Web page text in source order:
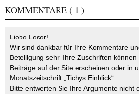
KOMMENTARE ( 1 )
Liebe Leser!
Wir sind dankbar für Ihre Kommentare
Beteiligung sehr. Ihre Zuschriften
Beiträge auf der Site erscheinen oder in
Monatszeitschrift „Tichys Einblick“.
Bitte entwerten Sie Ihre Argumente nicht